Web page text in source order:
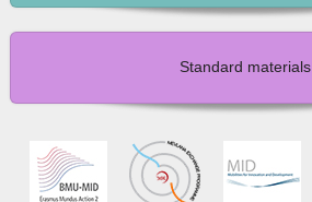
Standard materials